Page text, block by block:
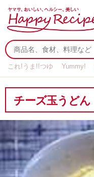
これ!うま!!つゆ Yummy!
チーズ玉うどん